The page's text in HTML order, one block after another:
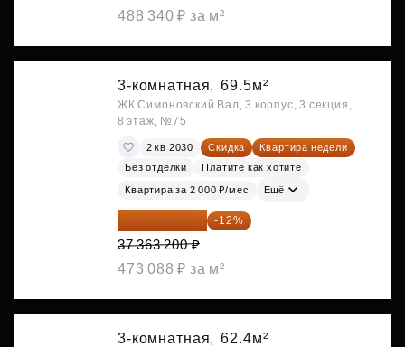
488 340 ₽ за м²
3-комнатная, 69.5м²
ЖК Симоновский Вал, 3 корпус, 3 секция,
8 этаж, №75
2 кв 2030 Скидка
Квартира недели
Без отделки
Платите как хотите
Квартира за 2 000 ₽/мес Ещё
32 879 616 ₽ -12%
37 363 200 ₽
473 088 ₽ за м²
3-комнатная, 62.4м²